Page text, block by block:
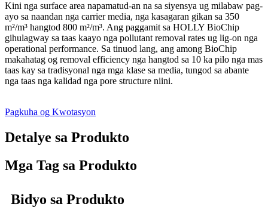
Kini nga surface area napamatud-an na sa siyensya ug milabaw pag-
ayo sa naandan nga carrier media, nga kasagaran gikan sa 350
m²/m³ hangtod 800 m²/m³. Ang paggamit sa HOLLY BioChip
gihulagway sa taas kaayo nga pollutant removal rates ug lig-on nga
operational performance. Sa tinuod lang, ang among BioChip
makahatag og removal efficiency nga hangtod sa 10 ka pilo nga mas
taas kay sa tradisyonal nga mga klase sa media, tungod sa abante
nga taas nga kalidad nga pore structure niini.
Pagkuha og Kwotasyon
Detalye sa Produkto
Mga Tag sa Produkto
Bidyo sa Produkto